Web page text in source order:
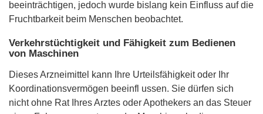
beeinträchtigen, jedoch wurde bislang kein Einfluss auf die
Fruchtbarkeit beim Menschen beobachtet.
Verkehrstüchtigkeit und Fähigkeit zum Bedienen
von Maschinen
Dieses Arzneimittel kann Ihre Urteilsfähigkeit oder Ihr
Koordinationsvermögen beeinfl ussen. Sie dürfen sich
nicht ohne Rat Ihres Arztes oder Apothekers an das Steuer